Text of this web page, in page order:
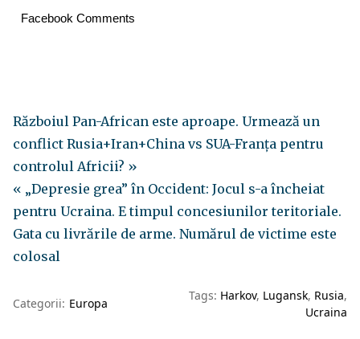
Facebook Comments
Războiul Pan-African este aproape. Urmează un
conflict Rusia+Iran+China vs SUA-Franța pentru
controlul Africii? »
« „Depresie grea” în Occident: Jocul s-a încheiat
pentru Ucraina. E timpul concesiunilor teritoriale.
Gata cu livrările de arme. Numărul de victime este
colosal
Categorii: Europa
Tags: Harkov Lugansk Rusia
Ucraina